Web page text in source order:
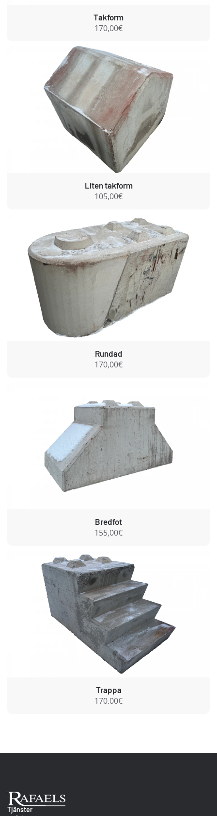
Takform
170,00€
Liten takform
105,00€
Rundad
170,00€
Bredfot
155,00€
Trappa
170.00€
Ab Rafael
Tjänster